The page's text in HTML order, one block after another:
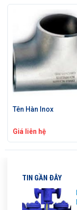
TIN GẦN ĐÂY
Tên Hàn Inox
Giá liên hệ